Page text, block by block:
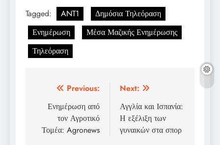
Tagged: ANT1
Δημόσια Τηλεόραση
Ενημέρωση
Μέσα Μαζικής Ενημέρωσης
Τηλεόραση
Post
navigation
Previous:
Ενημέρωση από
τον Αγροτικό
Τομέα: Agronews
Next:
Αγγλία και Ισπανία:
Η εξέλιξη των
γυναικών στα σπορ